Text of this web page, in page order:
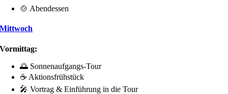
🍲 Abendessen
Mittwoch
Vormittag:
🌅 Sonnenaufgangs-Tour
☕ Aktionsfrühstück
🎤 Vortrag & Einführung in die Tour